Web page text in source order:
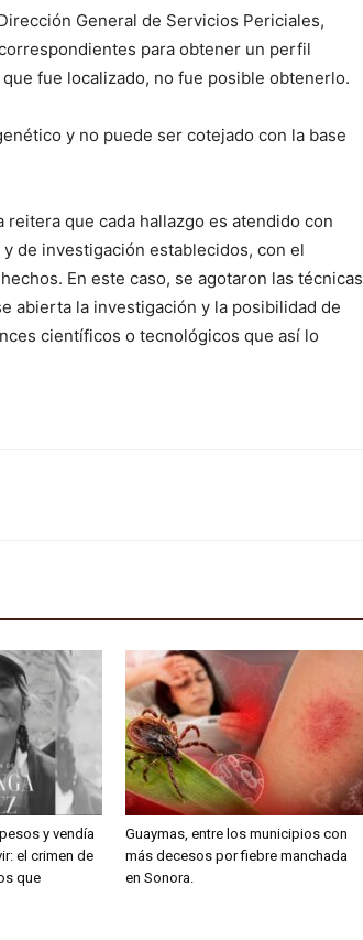
General de Servicios Periciales,
para obtener un perfil
fue localizado, no fue posible obtenerlo.
y no puede ser cotejado con la base
reitera que cada hallazgo es atendido con
de investigación establecidos, con el
En este caso, se agotaron las técnicas
abierta la investigación y la posibilidad de
científicos o tecnológicos que así lo
y vendía
el crimen de
que
Guaymas, entre los municipios con
más decesos por fiebre manchada
en Sonora.